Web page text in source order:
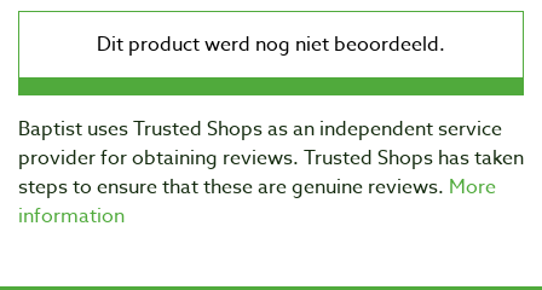
Baptist uses Trusted Shops as an independent service
provider for obtaining reviews. Trusted Shops has taken
steps to ensure that these are genuine reviews. More
information